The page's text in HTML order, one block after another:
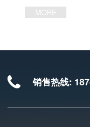
数、设备性能等方面都有
其它多种可选功能
炉体开起20mm左
章内容来源于小
化炉的发展，迅速
殊温度区域，就
MORE
销售热线: